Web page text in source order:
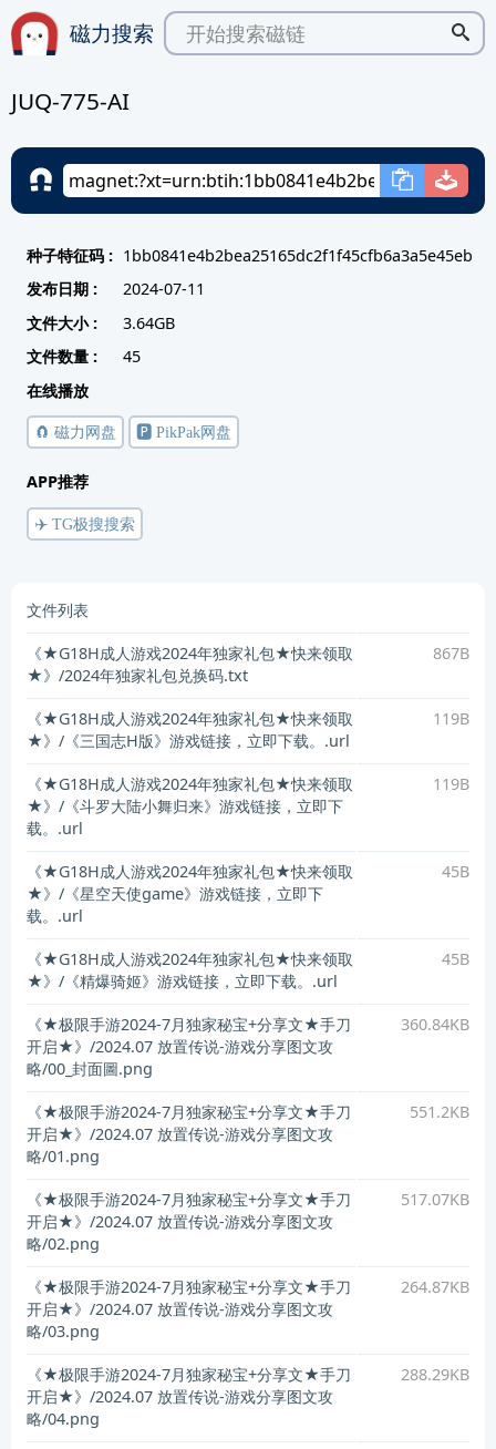
磁力搜索
JUQ-775-AI
种子特征码 : 1bb0841e4b2bea25165dc2f1f45cfb6a3a5e45eb
发布日期 :
2024-07-11
文件大小 :
3.64GB
文件数量 :
45
在线播放
🧲 磁力网盘 🅿️ PikPak网盘
APP推荐
✈️ TG极搜搜索
文件列表
《★G18H成人游戏2024年独家礼包★快来领取
★》/2024年独家礼包兑换码.txt
867B
《★G18H成人游戏2024年独家礼包★快来领取
★》/《三国志H版》游戏链接，立即下载。.url
119B
《★G18H成人游戏2024年独家礼包★快来领取
★》/《斗罗大陆小舞归来》游戏链接，立即下
载。.url
119B
《★G18H成人游戏2024年独家礼包★快来领取
★》/《星空天使game》游戏链接，立即下
载。.url
45B
《★G18H成人游戏2024年独家礼包★快来领取
★》/《精爆骑姬》游戏链接，立即下载。.url
45B
《★极限手游2024-7月独家秘宝+分享文★手刀
开启★》/2024.07 放置传说-游戏分享图文攻
略/00_封面圖.png
360.84KB
《★极限手游2024-7月独家秘宝+分享文★手刀
开启★》/2024.07 放置传说-游戏分享图文攻
略/01.png
551.2KB
《★极限手游2024-7月独家秘宝+分享文★手刀
开启★》/2024.07 放置传说-游戏分享图文攻
略/02.png
517.07KB
《★极限手游2024-7月独家秘宝+分享文★手刀
开启★》/2024.07 放置传说-游戏分享图文攻
略/03.png
264.87KB
《★极限手游2024-7月独家秘宝+分享文★手刀
开启★》/2024.07 放置传说-游戏分享图文攻
略/04.png
288.29KB